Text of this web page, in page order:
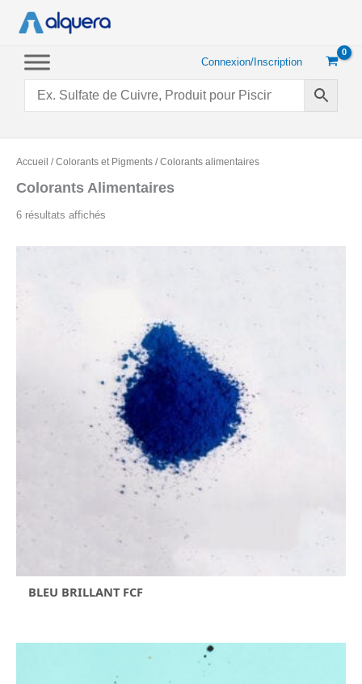
Connexion/Inscription
Accueil /Colorants et Pigments / Colorants alimentaires
Colorants Alimentaires
6 résultats affichés
BLEU BRILLANT FCF